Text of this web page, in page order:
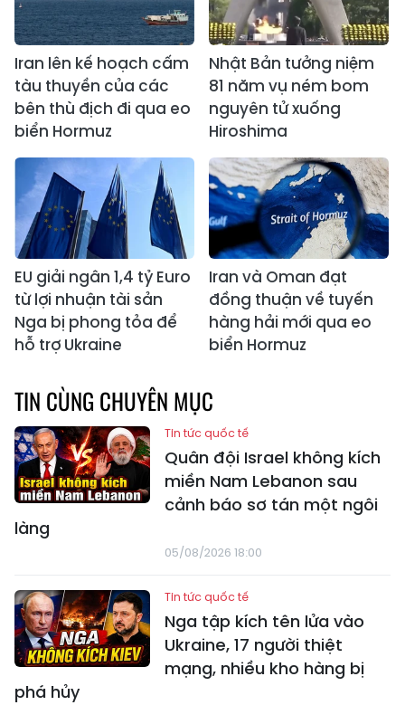
Iran lên kế hoạch cấm
tàu thuyền của các
bên thù địch đi qua eo
biển Hormuz
Nhật Bản tưởng niệm
81 năm vụ ném bom
nguyên tử xuống
Hiroshima
EU giải ngân 1,4 tỷ Euro
từ lợi nhuận tài sản
Nga bị phong tỏa để
hỗ trợ Ukraine
Iran và Oman đạt
đồng thuận về tuyến
hàng hải mới qua eo
biển Hormuz
TIN CÙNG CHUYÊN MỤC
Tin tức quốc tế
Quân đội Israel không kích
miền Nam Lebanon sau
cảnh báo sơ tán một ngôi
làng
05/08/2026 18:00
Tin tức quốc tế
Nga tập kích tên lửa vào
Ukraine, 17 người thiệt
mạng, nhiều kho hàng bị
phá hủy